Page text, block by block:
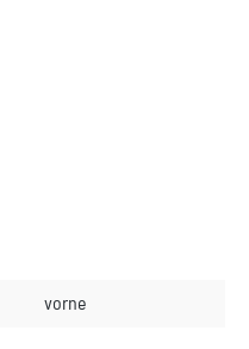
vorne